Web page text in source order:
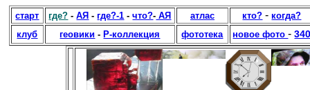
старт где? -АЯ -где?-1 -что?- АЯ атлас кто? -когда?
клуб
геовики - Р-коллекция фототека новое фото-